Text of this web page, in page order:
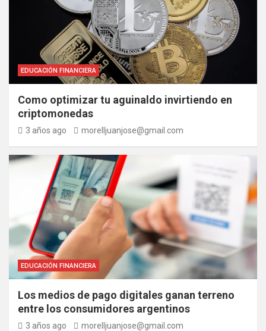
EDUCACIÓN FINANCIERA
Como optimizar tu aguinaldo invirtiendo en
criptomonedas
3 años ago morelljuanjose@gmail.com
EDUCACIÓN FINANCIERA
Los medios de pago digitales ganan terreno
entre los consumidores argentinos
3 años ago morelljuanjose@gmail.com